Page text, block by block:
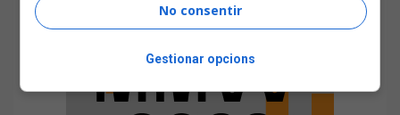
No consentir
Gestionar opcions